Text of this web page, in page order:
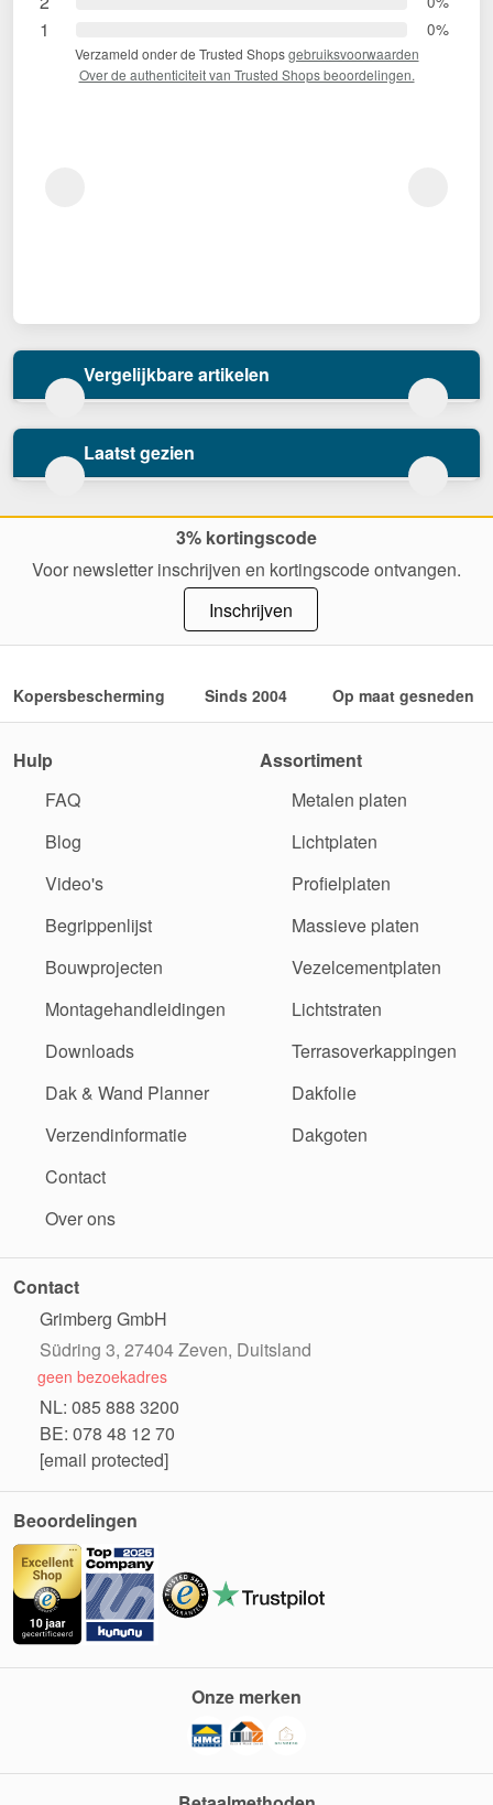
1 0%
Verzameld onder de Trusted Shopsgebruiksvoorwaarden
Over de authenticiteit van Trusted Shops beoordelingen.
Vergelijkbare artikelen
Laatst gezien
3% kortingscode
Voor newsletter inschrijven en kortingscode ontvangen.
Inschrijven
Kopersbescherming Sinds 2004 Op maat gesneden
Hulp
FAQ
Blog
Video's
Begrippenlijst
Bouwprojecten
Montagehandleidingen
Downloads
Dak & Wand Planner
Verzendinformatie
Contact
Over ons
Assortiment
Metalen platen
Lichtplaten
Profielplaten
Massieve platen
Vezelcementplaten
Lichtstraten
Terrasoverkappingen
Dakfolie
Dakgoten
Contact
Grimberg GmbH
Südring 3, 27404 Zeven, Duitsland
geen bezoekadres
NL: 085 888 3200
BE: 078 48 12 70
[email protected]
Beoordelingen
Onze merken